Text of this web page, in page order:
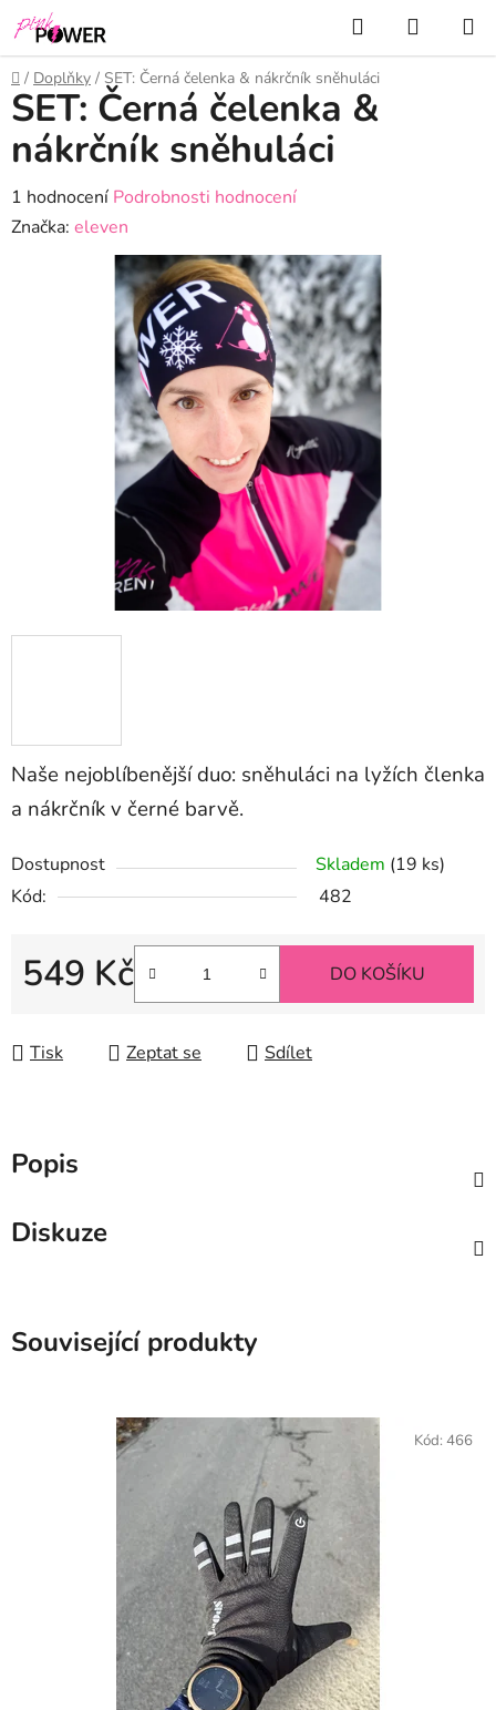
Přejít
na
obsah
Hledat
KOŠÍK
Domů
/ Doplňky / SET: Černá čelenka & nákrčník sněhuláci
Naše nejoblíbenější duo: sněhuláci na lyžích členka
a nákrčník v černé barvě.
Dostupnost Skladem (19 ks)
Kód:
482
549 Kč DO KOŠÍKU
Tisk Zeptat se Sdílet
SET: Černá čelenka &
nákrčník sněhuláci
Průměrné
hodnocení
1 hodnocení Podrobnosti hodnocení
Značka: eleven
Popis
Diskuze
Související produkty
Kód: 466